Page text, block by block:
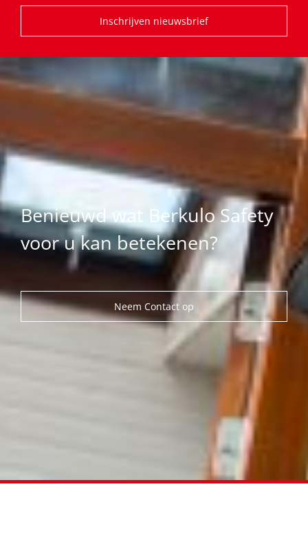
Inschrijven nieuwsbrief
Benieuwd wat Berkulo Safety
voor u kan betekenen?
Neem Contact op